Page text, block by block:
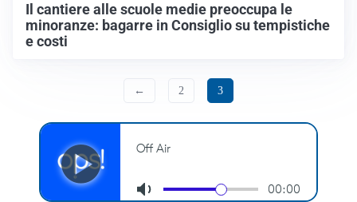
Il cantiere alle scuole medie preoccupa le
minoranze: bagarre in Consiglio su tempistiche
e costi
← 2 3